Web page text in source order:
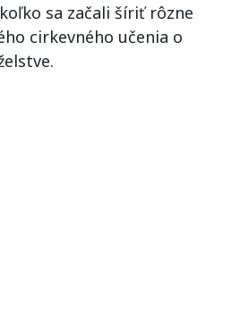
sa začali šíriť rôzne
cirkevného učenia o